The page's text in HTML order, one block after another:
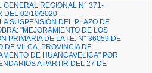
GENERAL REGIONAL N° 371-
DEL 02/10/2020
SUSPENSIÓN DEL PLAZO DE
"MEJORAMIENTO DE LOS
PRIMARIA DE LA I.E. N° 36059 DE
DE VILCA, PROVINCIA DE
DE HUANCAVELICA" POR
A PARTIR DEL 27 DE